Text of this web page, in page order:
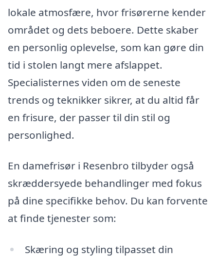
lokale atmosfære, hvor frisørerne kender
området og dets beboere. Dette skaber
en personlig oplevelse, som kan gøre din
tid i stolen langt mere afslappet.
Specialisternes viden om de seneste
trends og teknikker sikrer, at du altid får
en frisure, der passer til din stil og
personlighed.
En damefrisør i Resenbro tilbyder også
skræddersyede behandlinger med fokus
på dine specifikke behov. Du kan forvente
at finde tjenester som:
Skæring og styling tilpasset din